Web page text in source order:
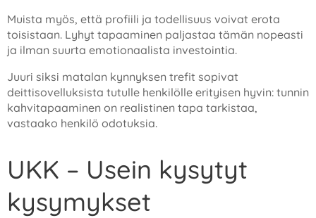
Muista myös, että profiili ja todellisuus voivat erota
toisistaan. Lyhyt tapaaminen paljastaa tämän nopeasti
ja ilman suurta emotionaalista investointia.
Juuri siksi matalan kynnyksen trefit sopivat
deittisovelluksista tutulle henkilölle erityisen hyvin: tunnin
kahvitapaaminen on realistinen tapa tarkistaa,
vastaako henkilö odotuksia.
UKK – Usein kysytyt
kysymykset